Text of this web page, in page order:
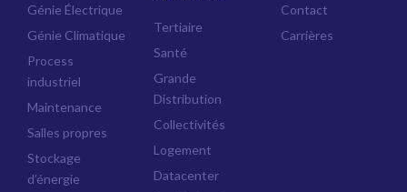
Génie Électrique
Génie Climatique
Process
industriel
Maintenance
Salles propres
Stockage
d’énergie
Tertiaire
Santé
Grande
Distribution
Collectivités
Logement
Datacenter
Contact
Carrières